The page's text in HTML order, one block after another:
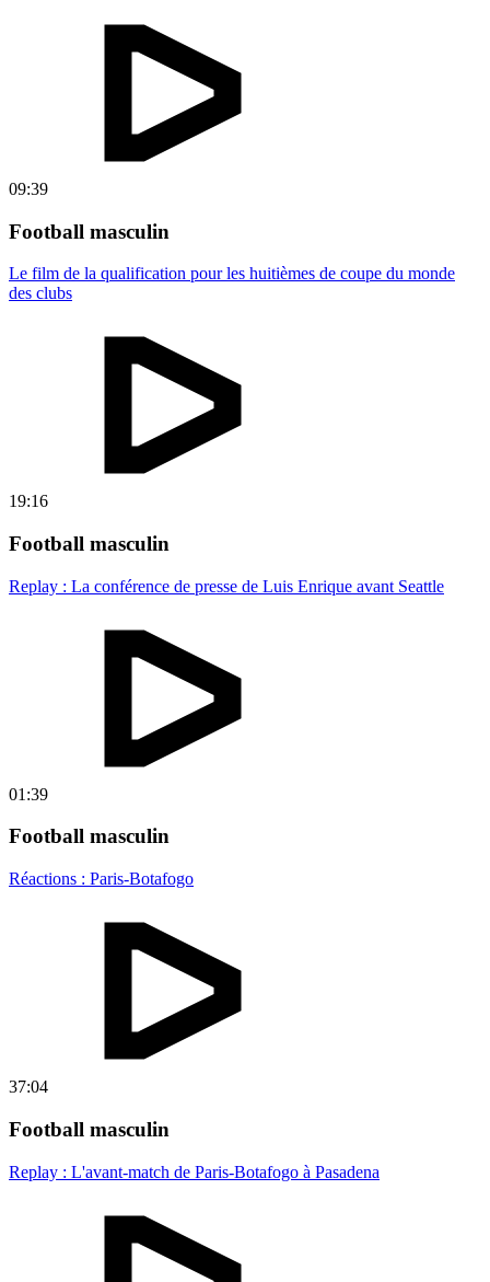
09:39
Football masculin
Le film de la qualification pour les huitièmes de coupe du monde
des clubs
19:16
Football masculin
Replay : La conférence de presse de Luis Enrique avant Seattle
01:39
Football masculin
Réactions : Paris-Botafogo
37:04
Football masculin
Replay : L'avant-match de Paris-Botafogo à Pasadena